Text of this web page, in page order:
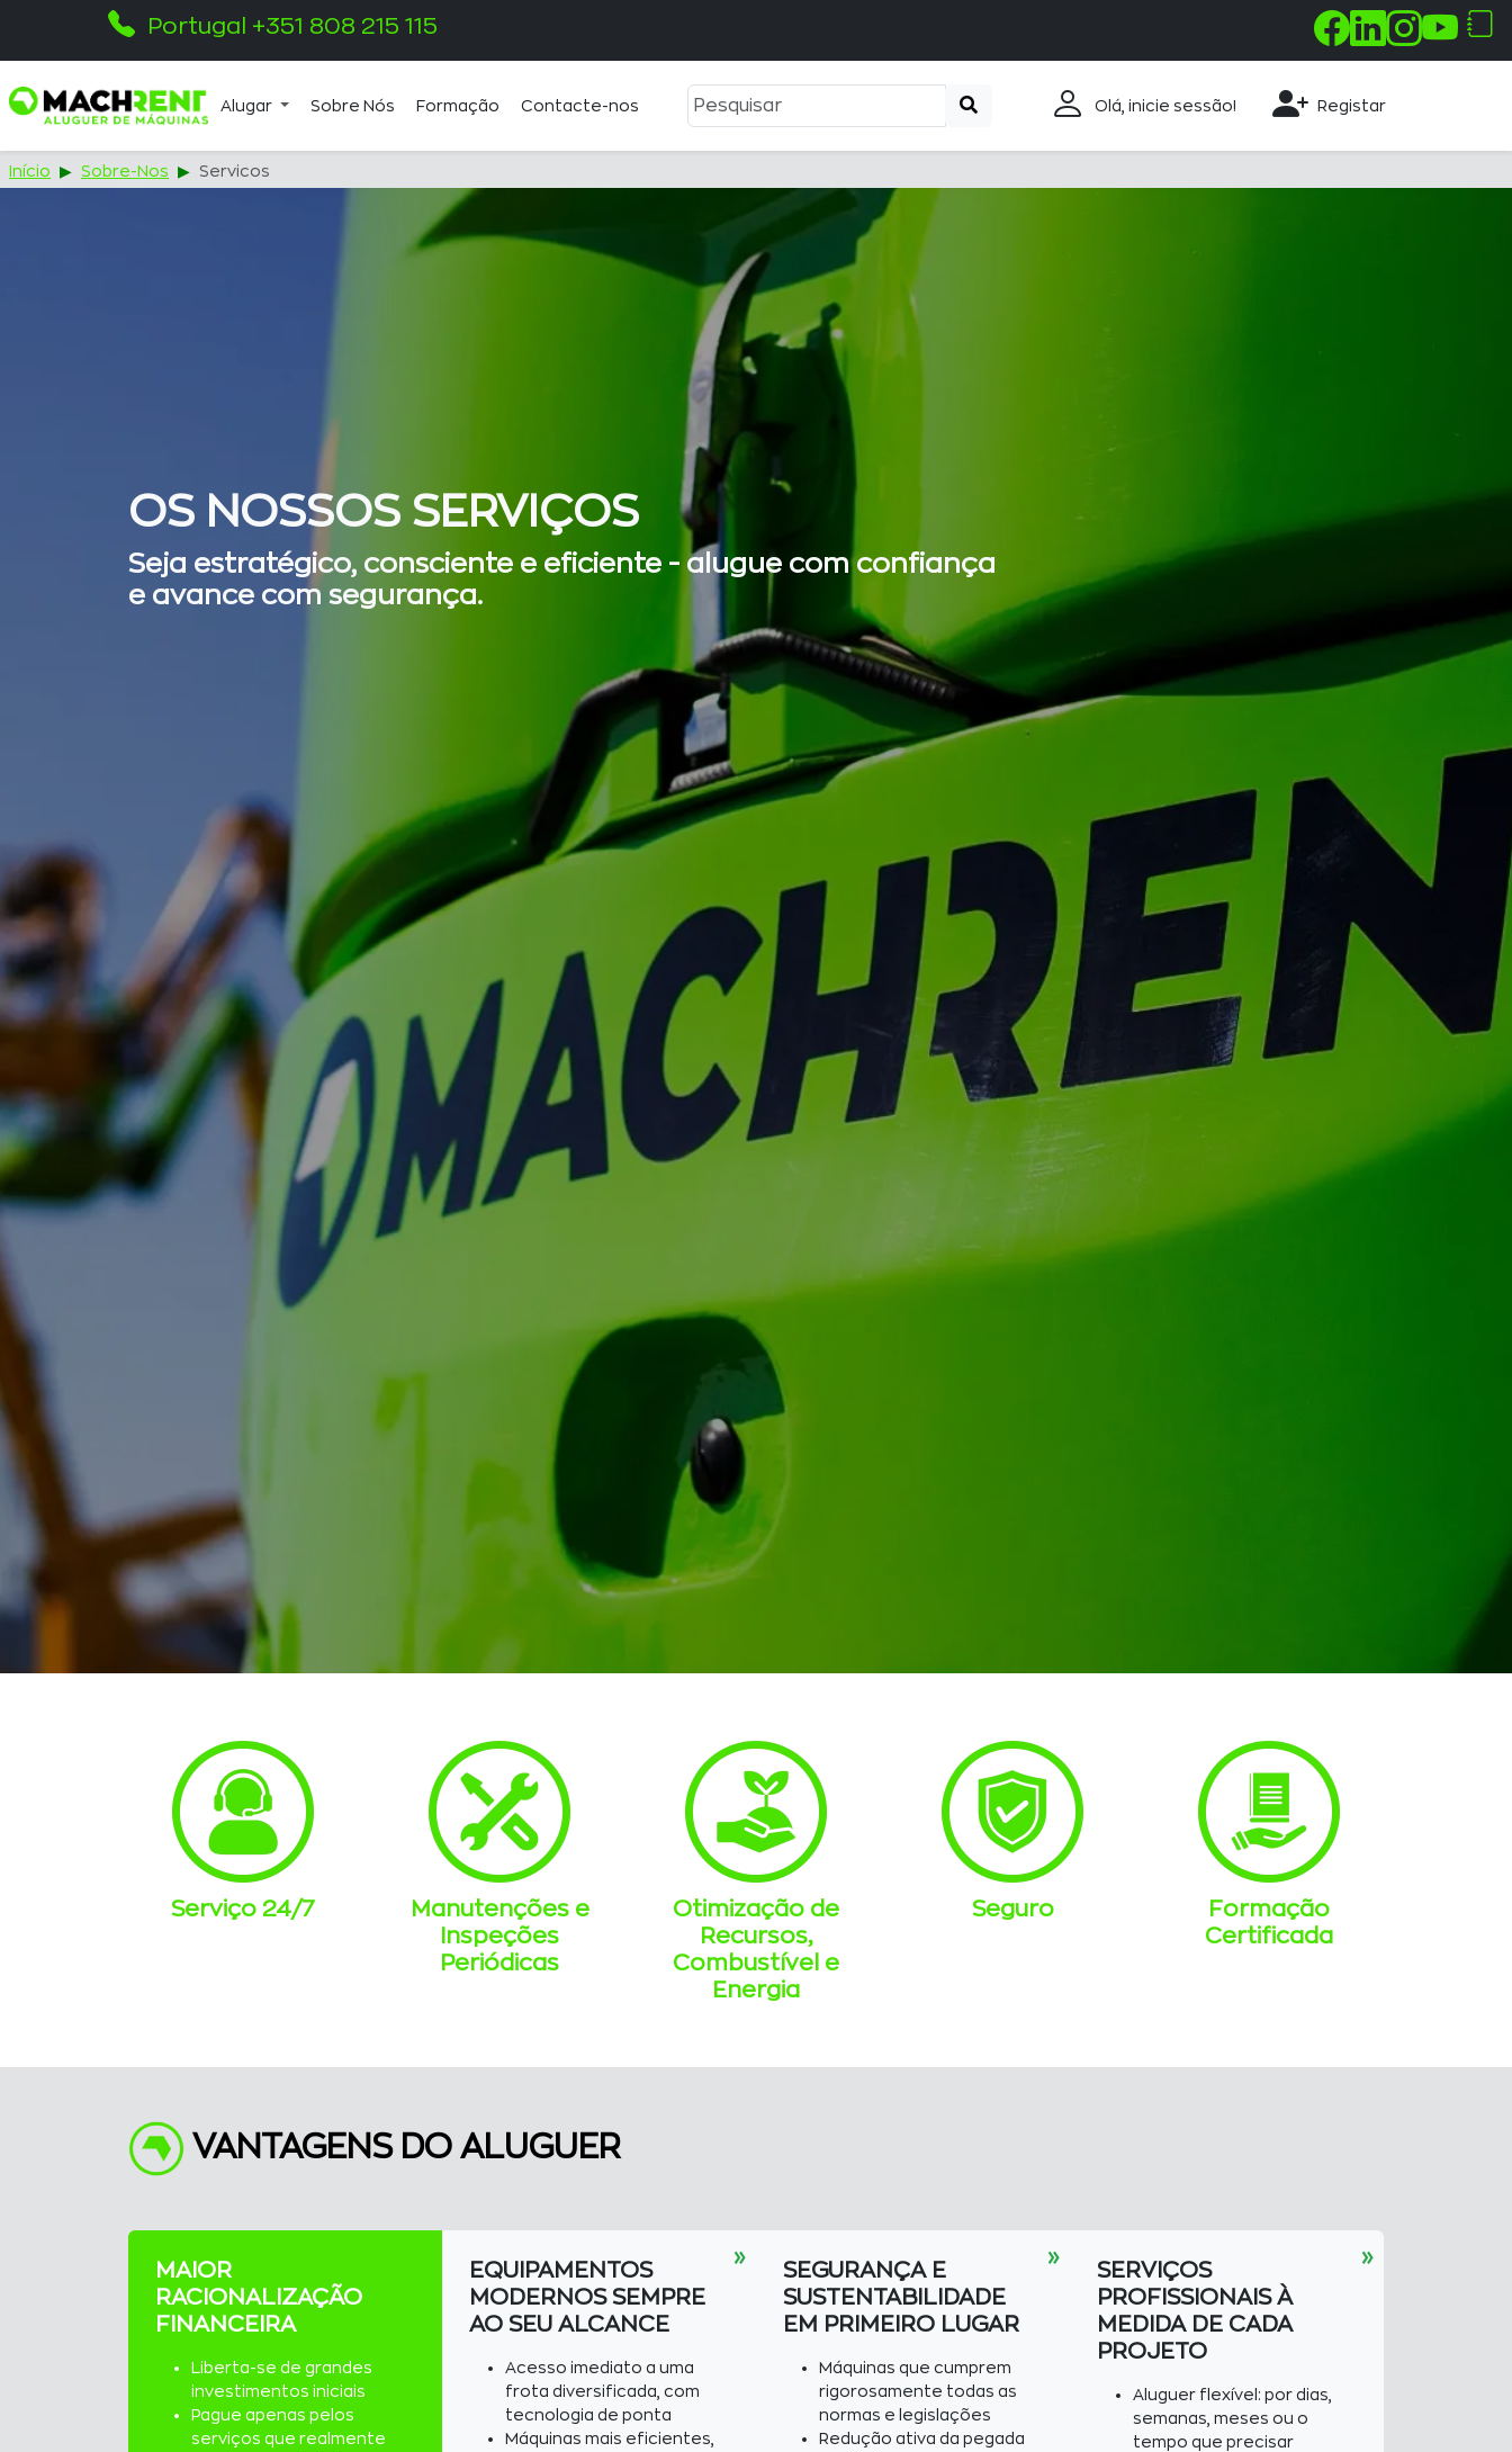
Portugal +351 808 215 115
Alugar Sobre Nós Formação Contacte-nos Olá, inicie sessão! Registar
Início Sobre-Nos Servicos
OS NOSSOS SERVIÇOS
Seja estratégico, consciente e eficiente - alugue com confiança
e avance com segurança.
Serviço 24/7
Manutenções e
Inspeções
Periódicas
Otimização de
Recursos,
Combustível e
Energia
Seguro
Formação
Certificada
VANTAGENS DO ALUGUER
MAIOR
RACIONALIZAÇÃO
FINANCEIRA
Liberta-se de grandes
investimentos iniciais
Pague apenas pelos
serviços que realmente
»
EQUIPAMENTOS
MODERNOS SEMPRE
AO SEU ALCANCE
Acesso imediato a uma
frota diversificada, com
tecnologia de ponta
Máquinas mais eficientes,
»
SEGURANÇA E
SUSTENTABILIDADE
EM PRIMEIRO LUGAR
Máquinas que cumprem
rigorosamente todas as
normas e legislações
Redução ativa da pegada
»
SERVIÇOS
PROFISSIONAIS À
MEDIDA DE CADA
PROJETO
Aluguer flexível: por dias,
semanas, meses ou o
tempo que precisar